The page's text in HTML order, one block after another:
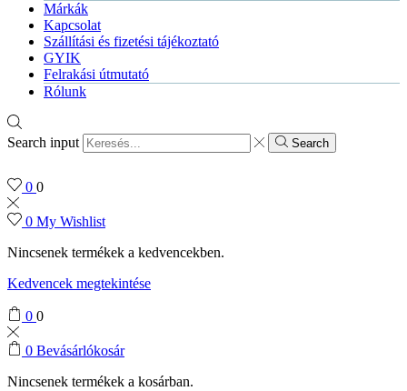
Márkák
Kapcsolat
Szállítási és fizetési tájékoztató
GYIK
Felrakási útmutató
Rólunk
Search input Search
0 0
0 My Wishlist
Nincsenek termékek a kedvencekben.
Kedvencek megtekintése
0 0
0 Bevásárlókosár
Nincsenek termékek a kosárban.